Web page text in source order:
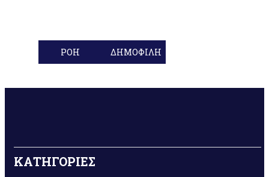
ΡΟΗ ΔΗΜΟΦΙΛΗ
ΚΑΤΗΓΟΡΙΕΣ